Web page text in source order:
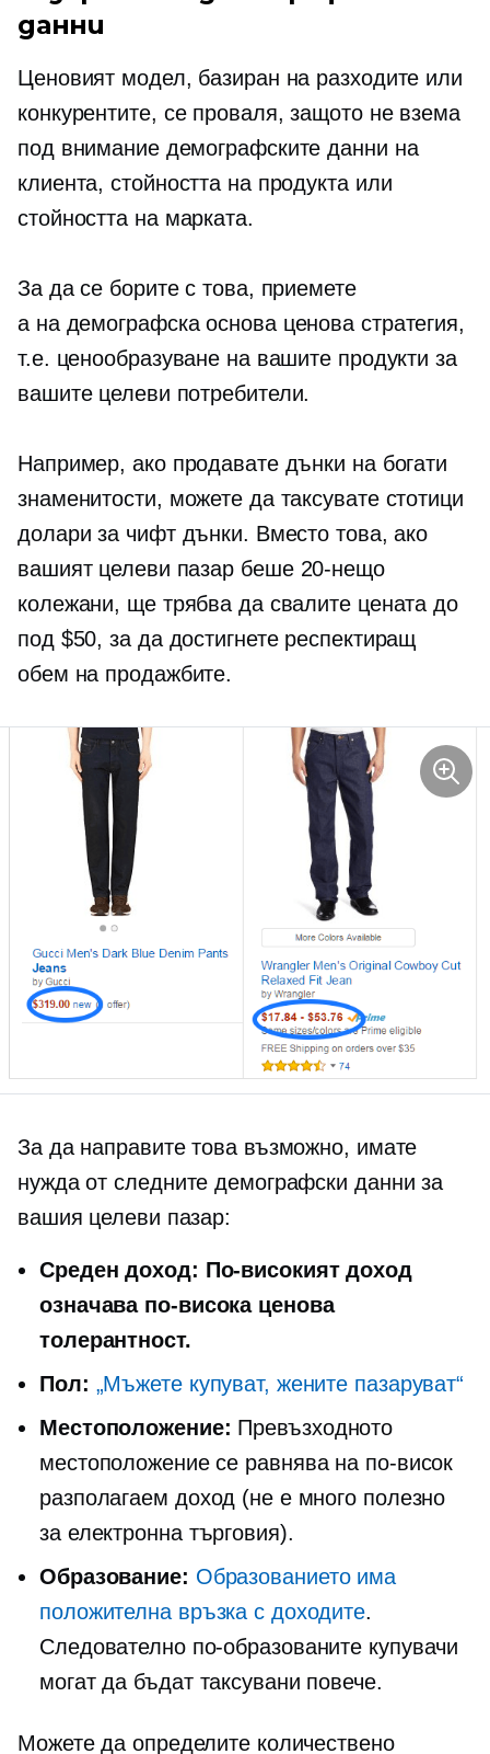
данни
Ценовият модел, базиран на разходите или
конкурентите, се проваля, защото не взема
под внимание демографските данни на
клиента, стойността на продукта или
стойността на марката.
За да се борите с това, приемете
a на демографска основаценова стратегия,
т.е. ценообразуване на вашите продукти за
вашите целеви потребители.
Например, ако продавате дънки на богати
знаменитости, можете да таксувате стотици
долари за чифт дънки. Вместо това, ако
вашият целеви пазар беше 20-нещо
колежани, ще трябва да свалите цената до
под $50, за да достигнете респектиращ
обем на продажбите.
За да направите това възможно, имате
нужда от следните демографски данни за
вашия целеви пазар:
Среден доход: По-високият доход
означава по-висока ценова
толерантност.
Пол: „Мъжете купуват, жените пазаруват“
Местоположение: Превъзходното
местоположение се равнява на по-висок
разполагаем доход (не е много полезно
за електронна търговия).
Образование: Образованието има
положителна връзка с доходите.
Следователно по-образованите купувачи
могат да бъдат таксувани повече.
Можете да определите количествено